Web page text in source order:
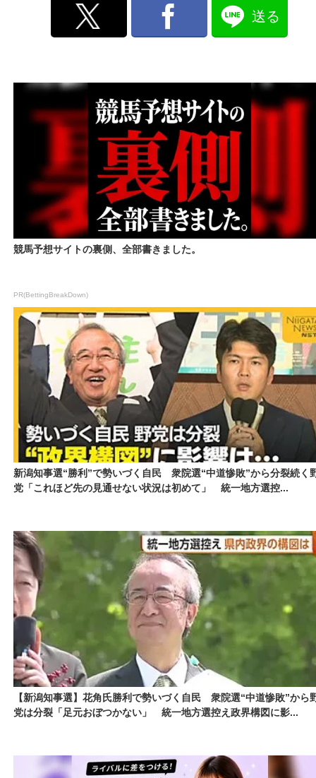
送る
競馬予想サイトの裏側、全部書きました。
PR(BettingBreakDown)
新潟知事選“勝利”で勢いづく自民 衆院選“中道惨敗”から分裂続く
党「これほど先の見通せない状況は初めて」 統一地方選控...
【新潟知事選】花角氏勝利で勢いづく自民 衆院選“中道惨敗”から
党は分裂「足元おぼつかない」 統一地方選控え政界構図に影...